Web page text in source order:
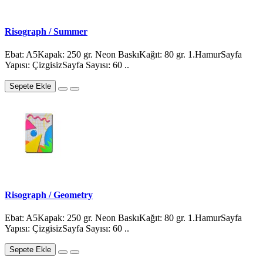
Risograph / Summer
Ebat: A5Kapak: 250 gr. Neon BaskıKağıt: 80 gr. 1.HamurSayfa
Yapısı: ÇizgisizSayfa Sayısı: 60 ..
Sepete Ekle
Risograph / Geometry
Ebat: A5Kapak: 250 gr. Neon BaskıKağıt: 80 gr. 1.HamurSayfa
Yapısı: ÇizgisizSayfa Sayısı: 60 ..
Sepete Ekle